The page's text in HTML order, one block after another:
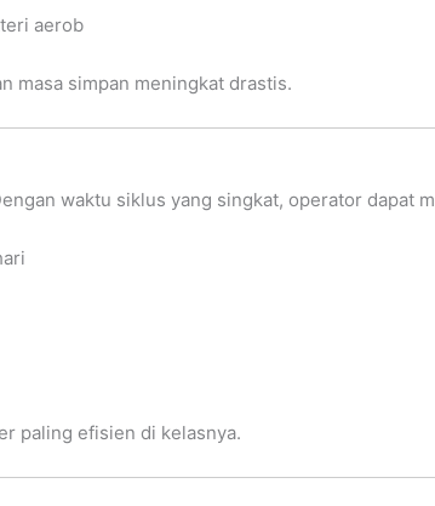
aerob
masa simpan meningkat drastis.
waktu siklus yang singkat, operator dapat
paling efisien di kelasnya.